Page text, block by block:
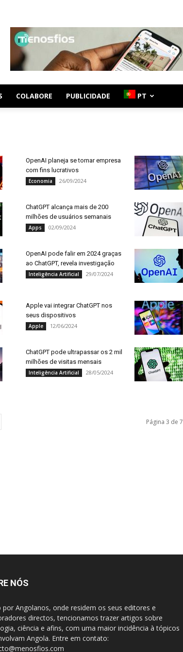
COLABORE PUBLICIDADE PT
OpenAI planeja se tornar empresa
com fins lucrativos
Economia 26/09/2024
ChatGPT alcança mais de 200
milhões de usuários semanais
Apps 02/09/2024
OpenAI pode falir em 2024 graças
ao ChatGPT, revela investigação
Inteligência Artificial 29/07/2024
Apple vai integrar ChatGPT nos
seus dispositivos
Apple 12/06/2024
ChatGPT pode ultrapassar os 2 mil
milhões de visitas mensais
Inteligência Artificial 28/05/2024
Página 3 de 7
NÓS
por Angolanos, onde residem os seus editores e
directos, tencionamos trazer artigos sobre
ciência e afins, com uma maior incidência à tópicos
Angola. Entre em contato: